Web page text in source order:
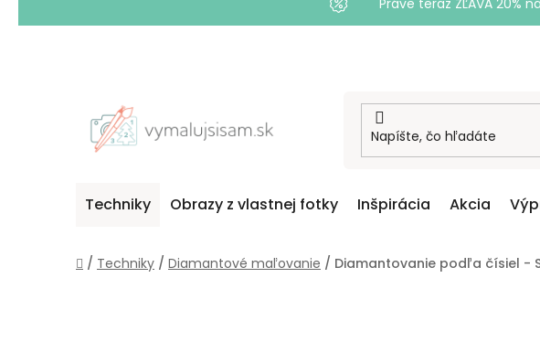
Práve teraz ZĽAVA 20%
Techniky Obrazy z vlastnej fotky Inšpirácia Akcia
Domov
/ Techniky / Diamantové maľovanie / Diamantovanie podľa čísiel -